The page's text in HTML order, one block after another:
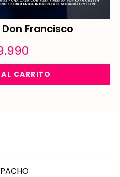
Francisco
CARRITO